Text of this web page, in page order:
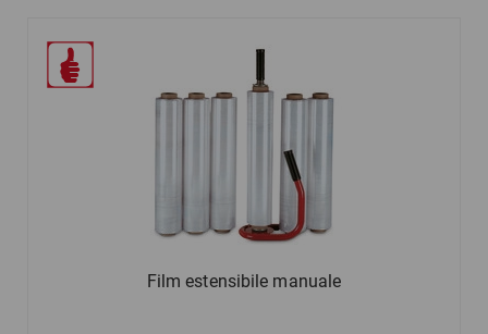
Film estensibile manuale